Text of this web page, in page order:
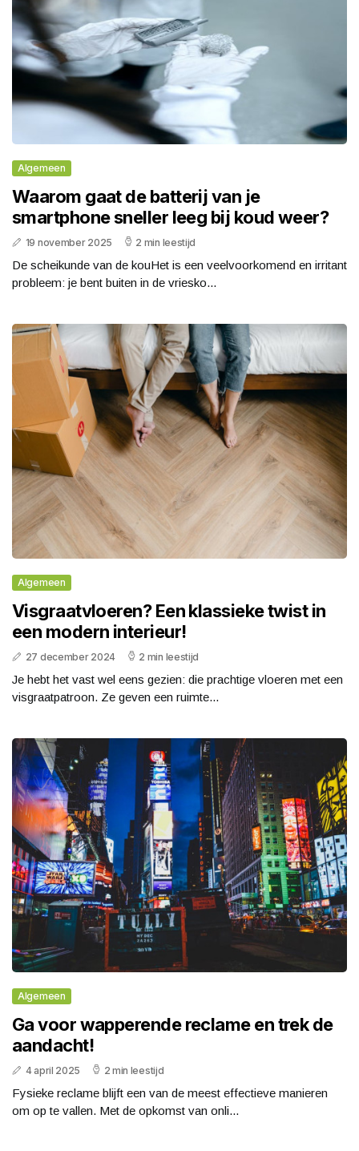
Algemeen
Waarom gaat de batterij van je
smartphone sneller leeg bij koud weer?
19 november 2025 2 min leestijd
De scheikunde van de kouHet is een veelvoorkomend en irritant
probleem: je bent buiten in de vriesko...
Algemeen
Visgraatvloeren? Een klassieke twist in
een modern interieur!
27 december 2024 2 min leestijd
Je hebt het vast wel eens gezien: die prachtige vloeren met een
visgraatpatroon. Ze geven een ruimte...
Algemeen
Ga voor wapperende reclame en trek de
aandacht!
4 april 2025 2 min leestijd
Fysieke reclame blijft een van de meest effectieve manieren
om op te vallen. Met de opkomst van onli...